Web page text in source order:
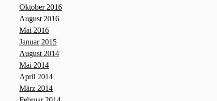
Oktober 2016
August 2016
Mai 2016
Januar 2015
August 2014
Mai 2014
April 2014
März 2014